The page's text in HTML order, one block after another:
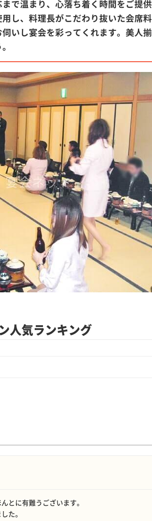
で温まり、心落ち着く時間をご提
し、料理長がこだわり抜いた会席
いし宴会を彩ってくれます。美人
人気ランキング
とに有難うございます。
た。